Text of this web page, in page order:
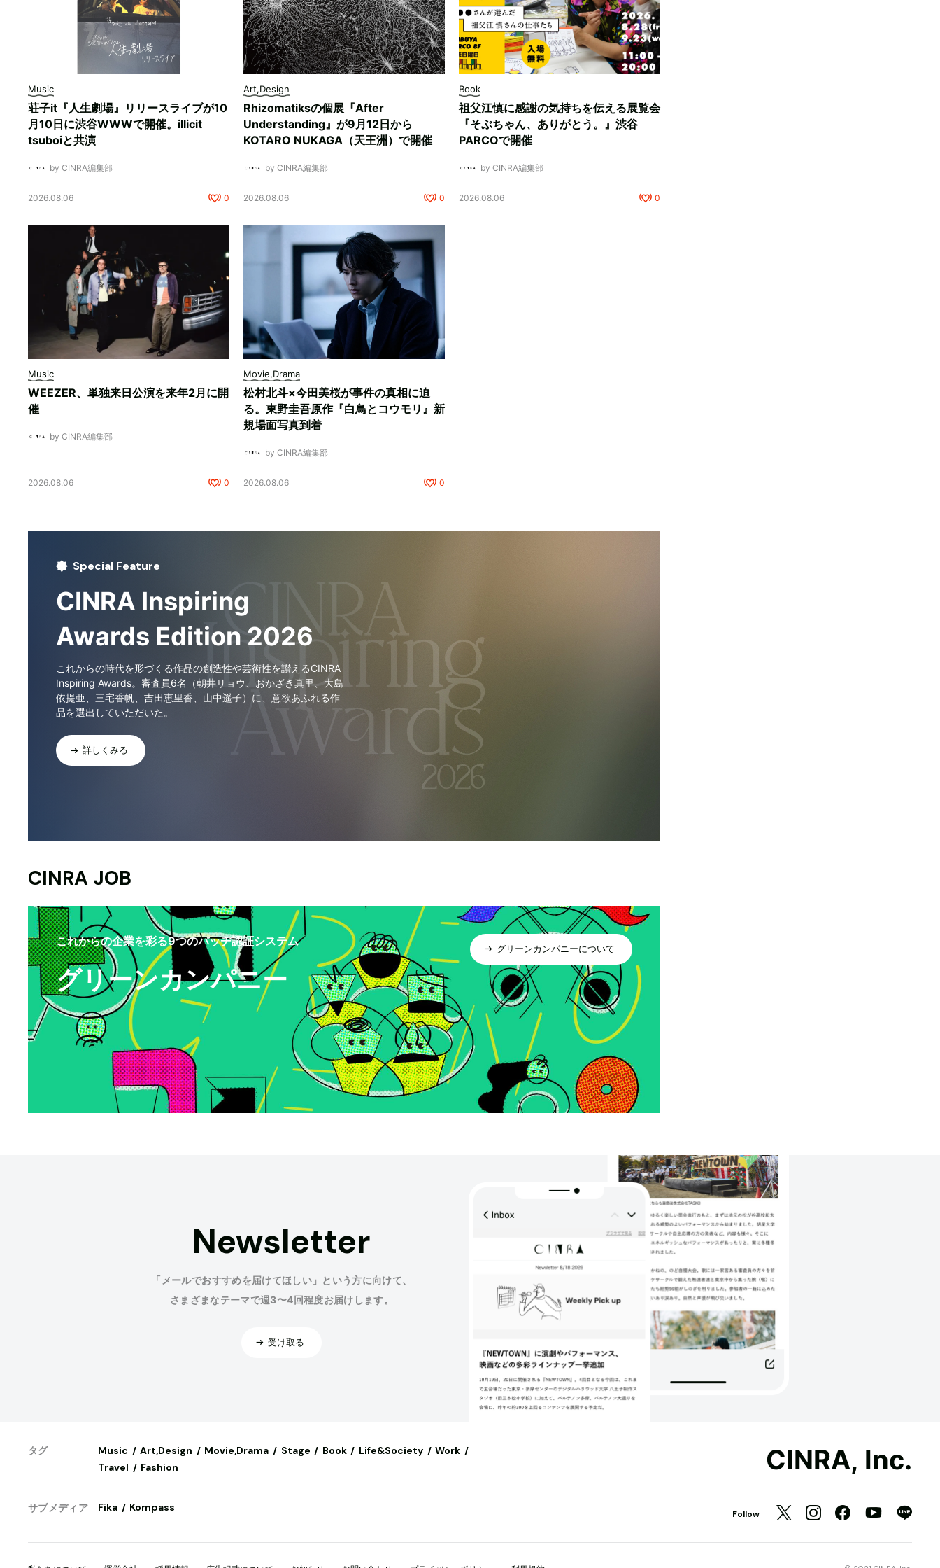
Music
荘子it『人生劇場』リリースライブが10
月10日に渋谷WWWで開催。illicit
tsuboiと共演
by CINRA編集部
2026.08.06 0
Art,Design
Rhizomatiksの個展『After
Understanding』が9月12日から
KOTARO NUKAGA（天王洲）で開催
by CINRA編集部
2026.08.06 0
Book
祖父江慎に感謝の気持ちを伝える展覧会
『そぶちゃん、ありがとう。』渋谷
PARCOで開催
by CINRA編集部
2026.08.06 0
Music
WEEZER、単独来日公演を来年2月に開
催
by CINRA編集部
2026.08.06 0
Movie,Drama
松村北斗×今田美桜が事件の真相に迫
る。東野圭吾原作『白鳥とコウモリ』新
規場面写真到着
by CINRA編集部
2026.08.06 0
Special Feature
CINRA Inspiring
Awards Edition 2026
これからの時代を形づくる作品の創造性や芸術性を讃えるCINRA
Inspiring Awards。審査員6名（朝井リョウ、おかざき真里、大島
依提亜、三宅香帆、吉田恵里香、山中遥子）に、意欲あふれる作
品を選出していただいた。
詳しくみる
CINRA JOB
これからの企業を彩る9つのバッヂ認証システム
グリーンカンパニー
グリーンカンパニーについて
Newsletter
「メールでおすすめを届けてほしい」という方に向けて、
さまざまなテーマで週3〜4回程度お届けします。
受け取る
タグ Music Art,Design Movie,Drama Stage Book Life&Society
Work
Travel
Fashion
サブメディア Fika Kompass
CINRA, Inc.
Follow